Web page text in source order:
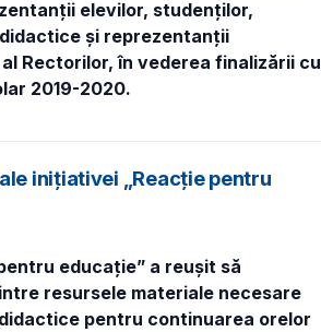
elevilor, studenților,
și reprezentanții
al Rectorilor,în vederea finalizării cu
2019-2020.
inițiativei „Reacție pentru
educație” a reușit să
resursele materiale necesare
pentru continuarea orelor